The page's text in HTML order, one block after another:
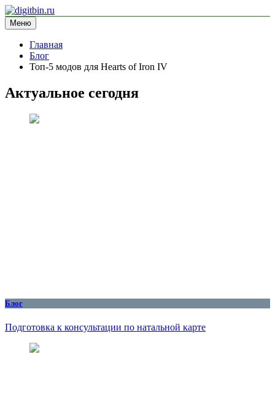
Перейти
к
содержимому
digitbin.ru
информационный сайт
Меню
Главная
Блог
Топ-5 модов для Hearts of Iron IV
Актуальное сегодня
Блог
Подготовка к консультации по натальной карте